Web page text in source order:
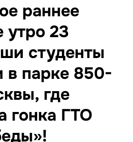
раннее
утро 23
студенты
в парке 850-
где
гонка ГТО